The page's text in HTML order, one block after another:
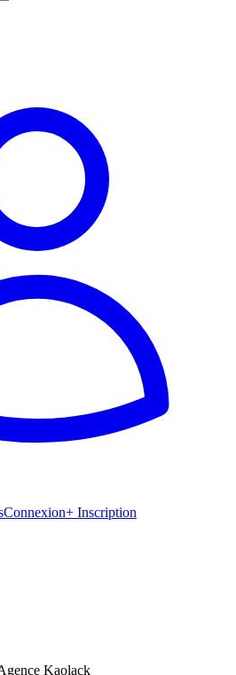
Connexion+ Inscription
Kaolack